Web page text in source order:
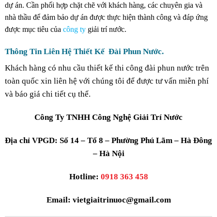
dự án. Cần phối hợp chặt chẽ với khách hàng, các chuyên gia và
nhà thầu để đảm bảo dự án được thực hiện thành công và đáp ứng
được mục tiêu của công ty giải trí nước.
Thông Tin Liên Hệ Thiết Kế Đài Phun Nước.
Khách hàng có nhu cầu thiết kế thi công đài phun nước trên
toàn quốc xin liên hệ với chúng tôi để được tư vấn miễn phí
và báo giá chi tiết cụ thể.
Công Ty TNHH Công Nghệ Giải Trí Nước
Địa chỉ VPGD: Số 14 – Tổ 8 – Phường Phú Lãm – Hà Đông
– Hà Nội
Hotline: 0918 363 458
Email: vietgiaitrinuoc@gmail.com